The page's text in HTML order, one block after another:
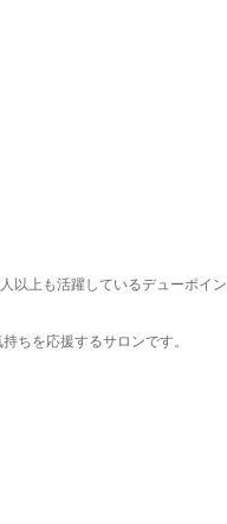
以上も活躍しているデューポイン
ちを応援するサロンです。